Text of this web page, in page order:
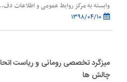
وابسته به مرکز روابط عمومی و اطلاعات
میزگرد تخصصی رومانی و ریاست
چالش ها